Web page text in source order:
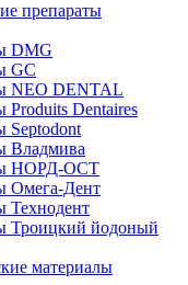
препараты
DMG
GC
NEO DENTAL
Produits Dentaires
Septodont
Владмива
НОРД-ОСТ
Омега-Дент
Технодент
Троицкий йодоный
материалы